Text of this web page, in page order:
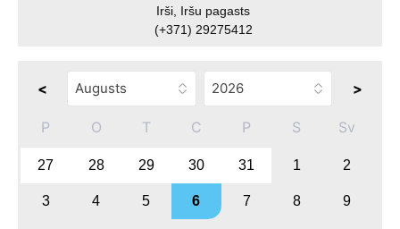
Irši, Iršu pagasts
(+371) 29275412
< >
P O T C P S Sv
27 28 29 30 31 1 2
3 4 5 6 7 8 9